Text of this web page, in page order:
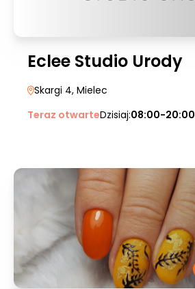
Eclee Studio Urody
Skargi 4, Mielec
Teraz otwarteDzisiaj:08:00-20:00